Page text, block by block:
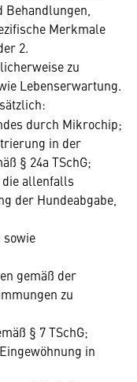
Merkmale
2.
zu
Lebenserwartung.
durch Mikrochip;
in der
§ 24a TSchG;
allenfalls
der Hundeabgabe,
gemäß der
zu
§ 7 TSchG;
in